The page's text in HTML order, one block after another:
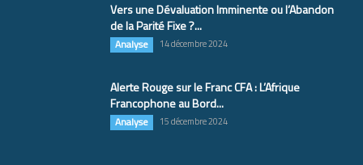
Vers une Dévaluation Imminente ou l’Abandon
de la Parité Fixe ?...
Analyse 14 décembre 2024
Alerte Rouge sur le Franc CFA : L’Afrique
Francophone au Bord...
Analyse 15 décembre 2024